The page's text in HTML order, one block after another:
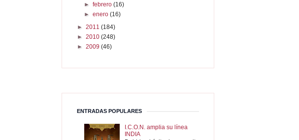
►febrero(16)
►enero(16)
► 2011 (184)
► 2010 (248)
► 2009 (46)
ENTRADAS POPULARES
I.C.O.N. amplia su línea
INDIA